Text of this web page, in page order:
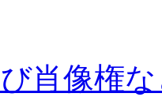
肖像権